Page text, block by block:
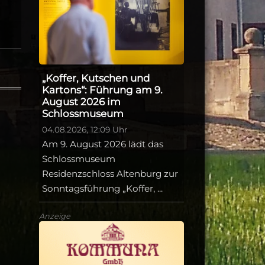
„Koffer, Kutschen und
Kartons“: Führung am 9.
August 2026 im
Schlossmuseum
04.08.2026, 12:09 Uhr
Am 9. August 2026 lädt das
Schlossmuseum
Residenzschloss Altenburg zur
Sonntagsführung „Koffer, ...
Anzeige